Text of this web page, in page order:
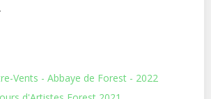
Vents - Abbaye de Forest - 2022